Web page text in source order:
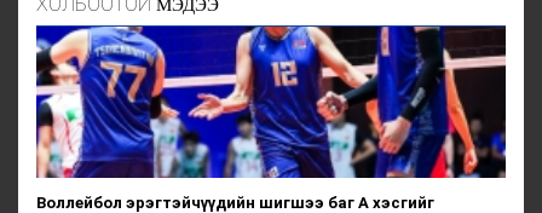
МЭДЭЭ
Воллейбол эрэгтэйчүүдийн шигшээ баг А хэсгийг